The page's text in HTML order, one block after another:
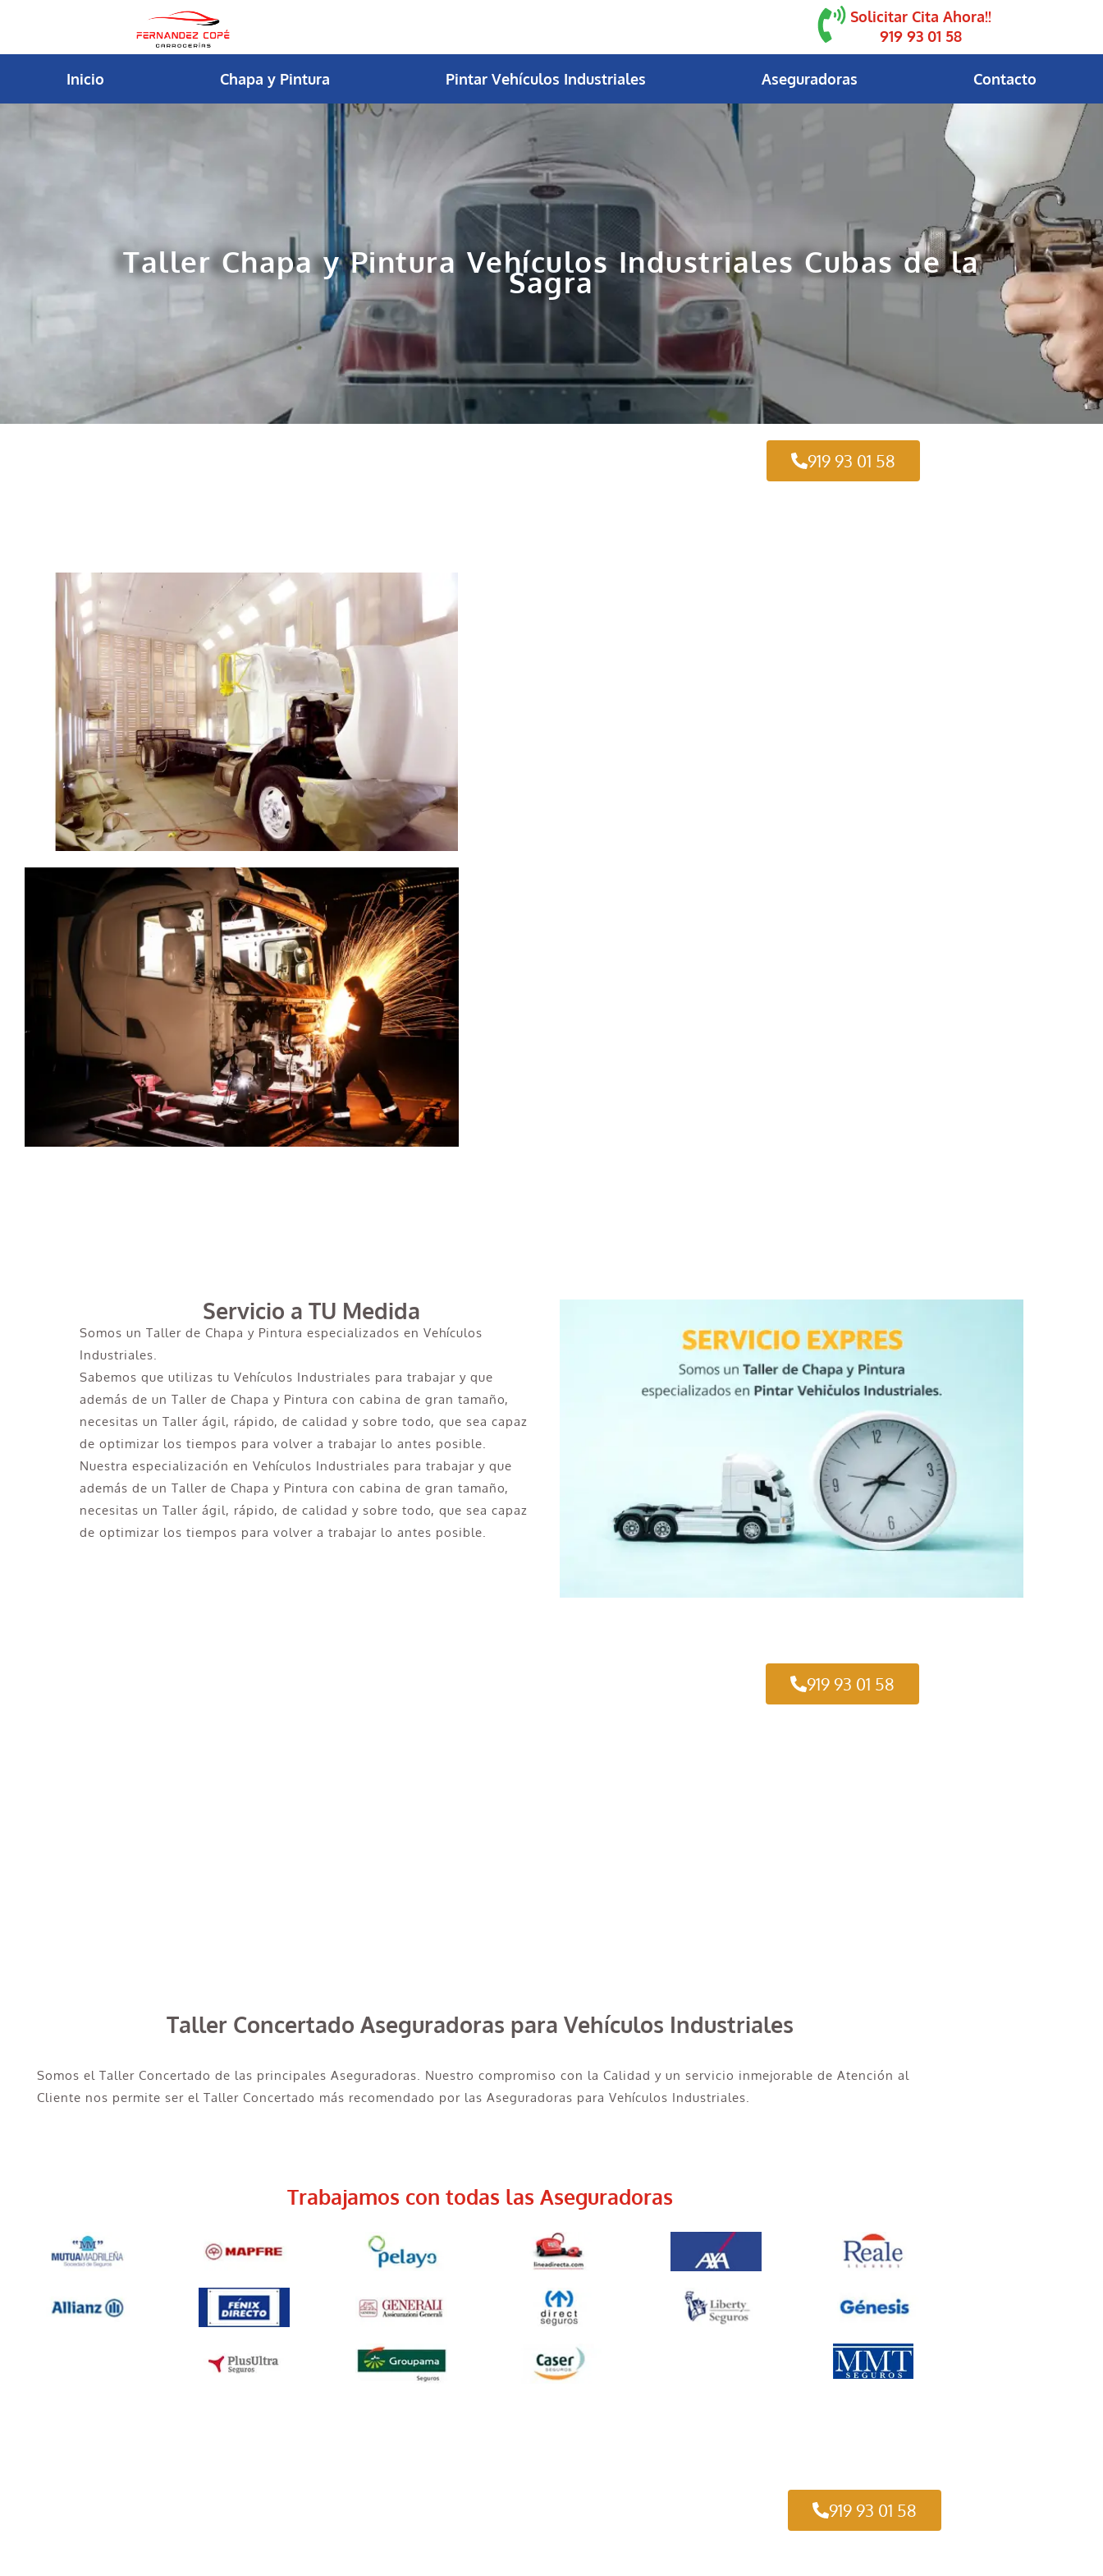
Solicitar Cita Ahora!!
919 93 01 58
Inicio Chapa y Pintura Pintar Vehículos Industriales Aseguradoras Contacto
Taller Chapa y Pintura Vehículos Industriales Cubas de la
Sagra
919 93 01 58
Servicio a TU Medida
Somos un Taller de Chapa y Pintura especializados en Vehículos
Industriales.
Sabemos que utilizas tu Vehículos Industriales para trabajar y que
además de un Taller de Chapa y Pintura con cabina de gran tamaño,
necesitas un Taller ágil, rápido, de calidad y sobre todo, que sea capaz
de optimizar los tiempos para volver a trabajar lo antes posible.
Nuestra especialización en Vehículos Industriales para trabajar y que
además de un Taller de Chapa y Pintura con cabina de gran tamaño,
necesitas un Taller ágil, rápido, de calidad y sobre todo, que sea capaz
de optimizar los tiempos para volver a trabajar lo antes posible.
919 93 01 58
Taller Concertado Aseguradoras para Vehículos Industriales
Somos el Taller Concertado de las principales Aseguradoras. Nuestro compromiso con la Calidad y un servicio inmejorable de Atención al
Cliente nos permite ser el Taller Concertado más recomendado por las Aseguradoras para Vehículos Industriales.
Trabajamos con todas las Aseguradoras
919 93 01 58